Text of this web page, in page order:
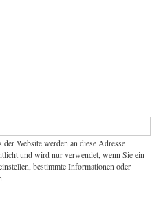
Website werden an diese Adresse
und wird nur verwendet, wenn Sie ein
bestimmte Informationen oder